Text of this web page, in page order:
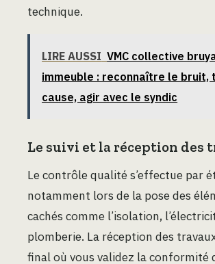
technique.
LIRE AUSSI VMC collective
immeuble : reconnaître le bruit,
cause, agir avec le syndic
Le suivi et la réception des
Le contrôle qualité s’effectue par
notamment lors de la pose des
cachés comme l’isolation,
plomberie. La réception des
final où vous validez la conformité